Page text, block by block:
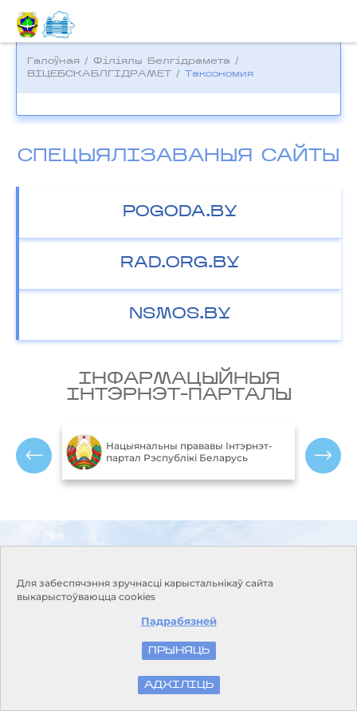
Галоўная / Фiлiялы Белгiдрамета /
ВІЦЕБСКАБЛГІДРАМЕТ / Таксономия
СПЕЦЫЯЛІЗАВАНЫЯ САЙТЫ
POGODA.BY
RAD.ORG.BY
NSMOS.BY
IНФАРМАЦЫЙНЫЯ
IНТЭРНЭТ-ПАРТАЛЫ
Нацыянальны прававы Інтэрнэт-
партал Рэспублікі Беларусь
Для забеспячэння зручнасці карыстальнікаў сайта
выкарыстоўваюцца cookies
Падрабязней
ПРЫНЯЦЬ
АДХІЛІЦЬ